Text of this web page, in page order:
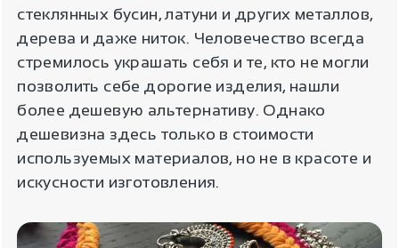
стеклянных бусин, латуни и других металлов,
дерева и даже ниток. Человечество всегда
стремилось украшать себя и те, кто не могли
позволить себе дорогие изделия, нашли
более дешевую альтернативу. Однако
дешевизна здесь только в стоимости
используемых материалов, но не в красоте и
искусности изготовления.